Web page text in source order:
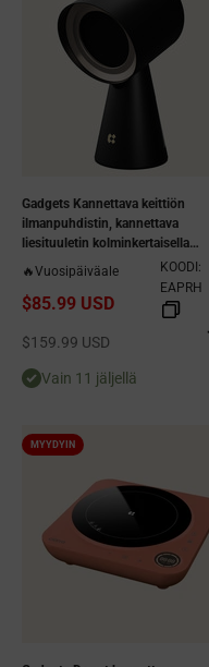
Gadgets Kannettava keittiön
ilmanpuhdistin, kannettava
liesituuletin kolminkertaisella
suodatuksella ja 2-nopeuksisella
poistopuhaltimella - Shadow Noir
🔥Vuosipäiväale
$85.99 USD
KOODI:
EAPRH
Alennushinta
$159.99 USD
Vain 11 jäljellä
MYYDYIN